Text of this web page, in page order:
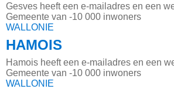
Gesves heeft een e-mailadres en een
Gemeente van -10 000 inwoners
WALLONIE
HAMOIS
Hamois heeft een e-mailadres en een
Gemeente van -10 000 inwoners
WALLONIE